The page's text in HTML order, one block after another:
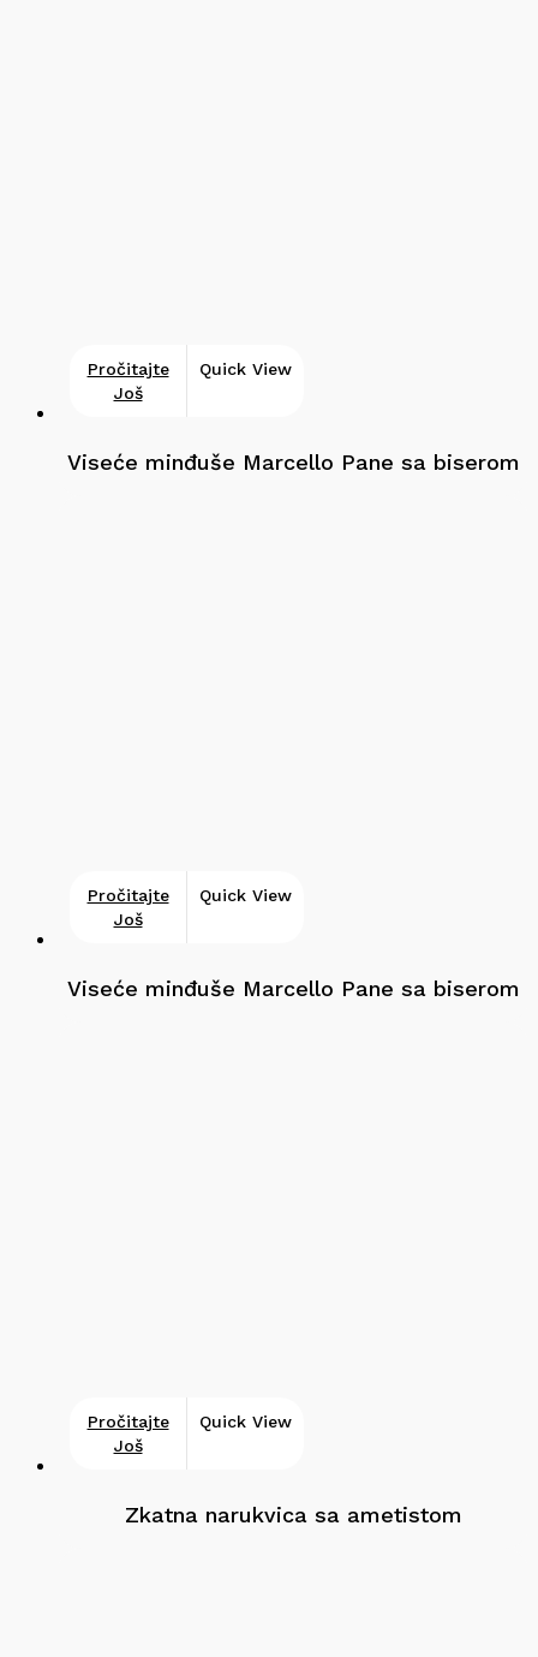
Pročitajte
Još
Quick View
Viseće minđuše Marcello Pane sa biserom
Pročitajte
Još
Quick View
Viseće minđuše Marcello Pane sa biserom
Pročitajte
Još
Quick View
Zkatna narukvica sa ametistom